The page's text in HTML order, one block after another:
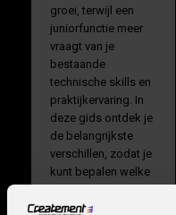
groei, terwijl een
juniorfunctie meer
vraagt van je
bestaande
technische skills en
praktijkervaring. In
deze gids ontdek je
de belangrijkste
verschillen, zodat je
kunt bepalen welke
bij jouw